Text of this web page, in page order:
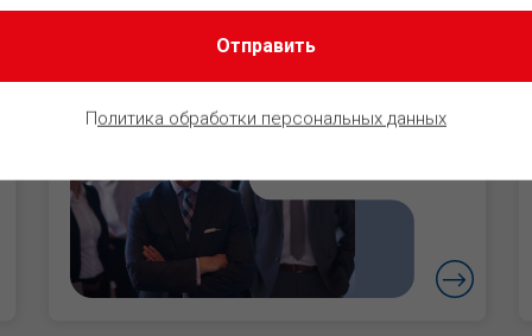
Руководители
Уверенность в
безопасности
Отправить
Политика обработки персональных данных